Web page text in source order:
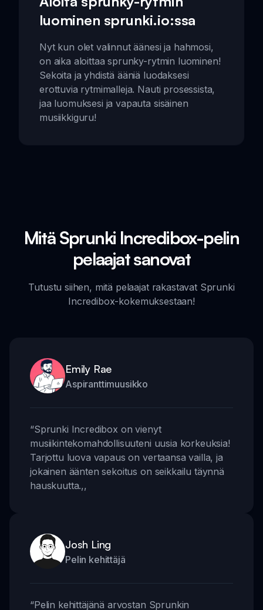
luominen sprunki.io:ssa
Nyt kun olet valinnut äänesi ja hahmosi,
on aika aloittaa sprunky-rytmin luominen!
Sekoita ja yhdistä ääniä luodaksesi
erottuvia rytmimalleja. Nauti prosessista,
jaa luomuksesi ja vapauta sisäinen
musiikkiguru!
Mitä Sprunki Incredibox-pelin
pelaajat sanovat
Tutustu siihen, mitä pelaajat rakastavat Sprunki
Incredibox-kokemuksestaan!
Emily Rae
Aspiranttimuusikko
“Sprunki Incredibox on vienyt
musiikintekomahdollisuuteni uusia korkeuksia!
Tarjottu luova vapaus on vertaansa vailla, ja
jokainen äänten sekoitus on seikkailu täynnä
hauskuutta.,,
Josh Ling
Pelin kehittäjä
“Pelin kehittäjänä arvostan Sprunkin